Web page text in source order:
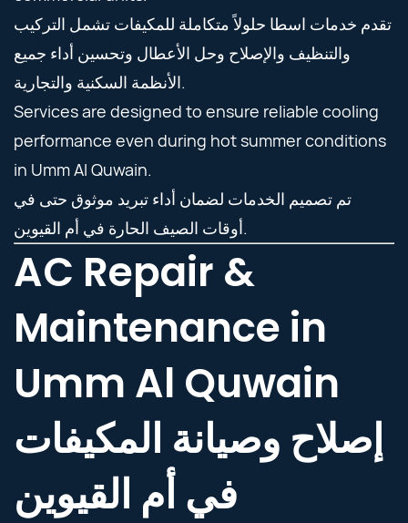
تقدم خدمات اسطا حلولاً متكاملة للمكيفات تشمل التركيب
والتنظيف والإصلاح وحل الأعطال وتحسين أداء جميع
الأنظمة السكنية والتجارية.
Services are designed to ensure reliable cooling
performance even during hot summer conditions
in Umm Al Quwain.
تم تصميم الخدمات لضمان أداء تبريد موثوق حتى في
أوقات الصيف الحارة في أم القيوين.
AC Repair &
Maintenance in
Umm Al Quwain
إصلاح وصيانة المكيفات
في أم القيوين